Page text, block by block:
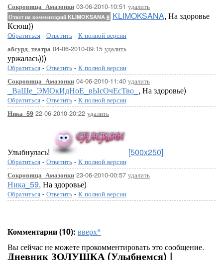
Сокровища_Амазонки 03-06-2010-10:51 удалить
Ответ на комментарий KLIMOKSANA # KLIMOKSANA, На здоровье
Ксюш))
Обратиться - Ответить - К полной версии
абсурд_театра 04-06-2010-09:15 удалить
уржалась)))
Обратиться - Ответить - К полной версии
Сокровища_Амазонки 04-06-2010-11:40 удалить
_ВаШе_ЭМОкИдНоЕ_вЫсОчЕсТво_ , На здоровье)
Обратиться - Ответить - К полной версии
Ника_59 22-06-2010-20:22 удалить
Улыбнулась! [500x250]
Обратиться - Ответить - К полной версии
Сокровища_Амазонки 23-06-2010-00:57 удалить
Ника_59, На здоровье)
Обратиться - Ответить - К полной версии
Комментарии (10): вверх^
Вы сейчас не можете прокомментировать это сообщение.
Дневник ЗОЛУШКА (Улыбнемся) |